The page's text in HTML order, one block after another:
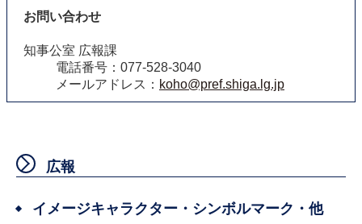
お問い合わせ
知事公室 広報課
電話番号：077-528-3040
メールアドレス： koho@pref.shiga.lg.jp
広報
イメージキャラクター・シンボルマーク・他